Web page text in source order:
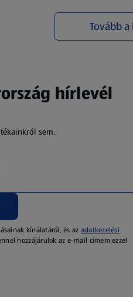
Tovább
hírlevél
sem.
kínálatáról, és az adatkezelési
hozzájárulok az e-mail címem ezzel